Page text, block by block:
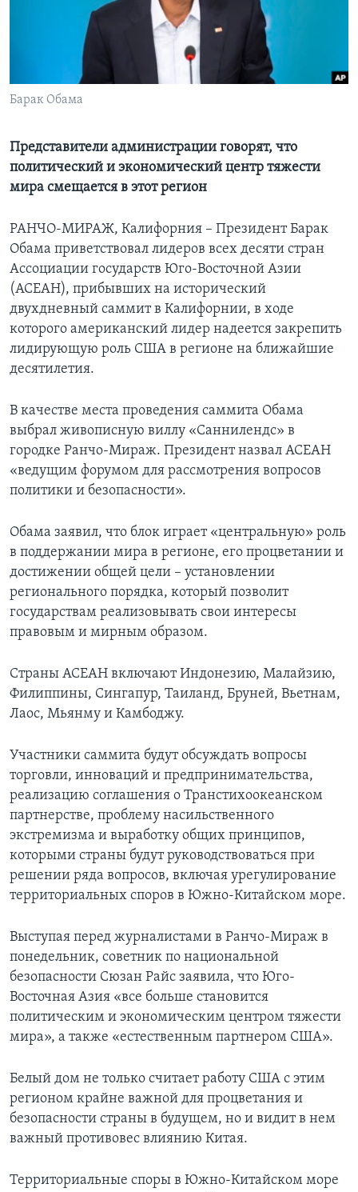
Learning English
Языки
Барак Обама
Представители администрации говорят, что
политический и экономический центр тяжести
мира смещается в этот регион
РАНЧО-МИРАЖ, Калифорния – Президент Барак
Обама приветствовал лидеров всех десяти стран
Ассоциации государств Юго-Восточной Азии
(АСЕАН), прибывших на исторический
двухдневный саммит в Калифорнии, в ходе
которого американский лидер надеется закрепить
лидирующую роль США в регионе на ближайшие
десятилетия.
В качестве места проведения саммита Обама
выбрал живописную виллу «Саннилендс» в
городке Ранчо-Мираж. Президент назвал АСЕАН
«ведущим форумом для рассмотрения вопросов
политики и безопасности».
Обама заявил, что блок играет «центральную» роль
в поддержании мира в регионе, его процветании и
достижении общей цели – установлении
регионального порядка, который позволит
государствам реализовывать свои интересы
правовым и мирным образом.
Страны АСЕАН включают Индонезию, Малайзию,
Филиппины, Сингапур, Таиланд, Бруней, Вьетнам,
Лаос, Мьянму и Камбоджу.
Участники саммита будут обсуждать вопросы
торговли, инноваций и предпринимательства,
реализацию соглашения о Транстихоокеанском
партнерстве, проблему насильственного
экстремизма и выработку общих принципов,
которыми страны будут руководствоваться при
решении ряда вопросов, включая урегулирование
территориальных споров в Южно-Китайском море.
Выступая перед журналистами в Ранчо-Мираж в
понедельник, советник по национальной
безопасности Сюзан Райс заявила, что Юго-
Восточная Азия «все больше становится
политическим и экономическим центром тяжести
мира», а также «естественным партнером США».
Белый дом не только считает работу США с этим
регионом крайне важной для процветания и
безопасности страны в будущем, но и видит в нем
важный противовес влиянию Китая.
Территориальные споры в Южно-Китайском море